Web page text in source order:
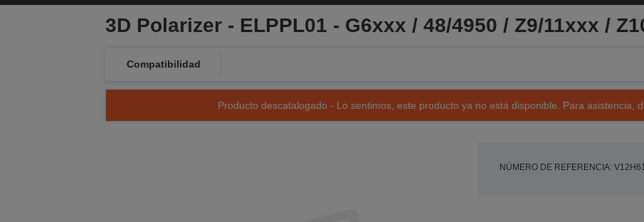
3D Polarizer - ELPPL01 - G6xxx / 48/4950 / Z9/11xxx /
Compatibilidad
Producto descatalogado - Lo sentimos, este producto ya no está disponible. Para asistencia,
NÚMERO DE REFERENCIA: